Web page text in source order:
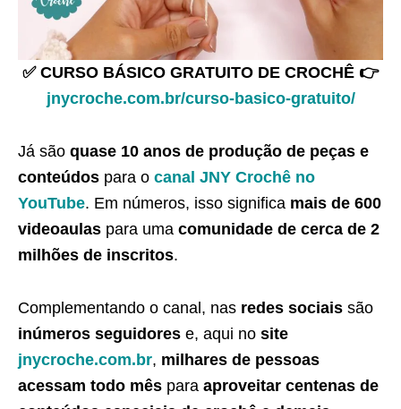
✅ CURSO BÁSICO GRATUITO DE CROCHÊ 👉
jnycroche.com.br/curso-basico-gratuito/
Já são quase 10 anos de produção de peças e
conteúdos para o canal JNY Crochê no
YouTube. Em números, isso significa mais de 600
videoaulas para uma comunidade de cerca de 2
milhões de inscritos.
Complementando o canal, nas redes sociais são
inúmeros seguidores e, aqui no site
jnycroche.com.br, milhares de pessoas
acessam todo mês para aproveitar centenas de